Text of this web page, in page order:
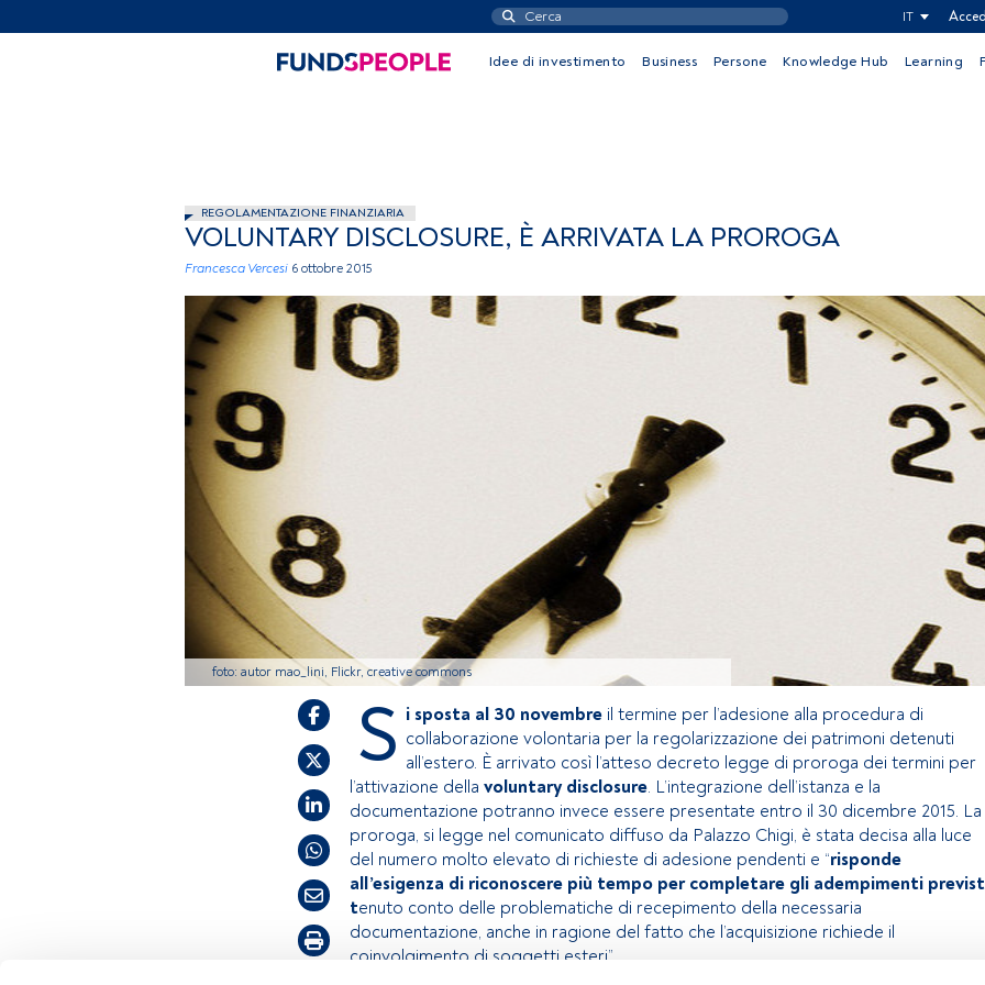
IT
Idee di investimento Business Persone Knowledge Hub Learning
REGOLAMENTAZIONE FINANZIARIA
VOLUNTARY DISCLOSURE, È ARRIVATA LA PROROGA
Francesca Vercesi 6 ottobre 2015
foto: autor mao_lini, Flickr, creative commons
S i sposta al 30 novembre il termine per l’adesione alla procedura di
collaborazione volontaria per la regolarizzazione dei patrimoni detenuti
all’estero. È arrivato così l’atteso decreto legge di proroga dei termini per
l’attivazione della voluntary disclosure. L’integrazione dell’istanza e la
documentazione potranno invece essere presentate entro il 30 dicembre 2015. La
proroga, si legge nel comunicato diffuso da Palazzo Chigi, è stata decisa alla luce
del numero molto elevato di richieste di adesione pendenti e “risponde
all’esigenza di riconoscere più tempo per completare gli adempimenti
tenuto conto delle problematiche di recepimento della necessaria
documentazione, anche in ragione del fatto che l’acquisizione richiede il
coinvolgimento di soggetti esteri”.